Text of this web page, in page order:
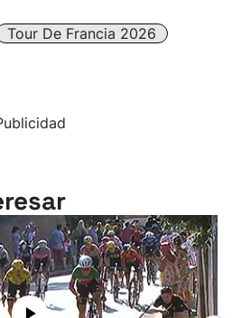
Tour De Francia 2026